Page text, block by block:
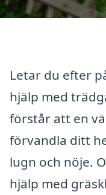
Letar du efter
hjälp med
förstår att en
förvandla ditt
lugn och nöje.
hjälp med